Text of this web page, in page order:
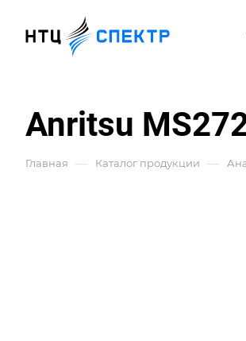
Anritsu
Главная — Каталог продукции —